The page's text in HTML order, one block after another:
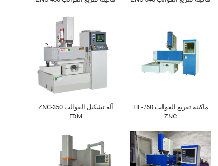
ماكينة تفريغ القوالب HL-760
ZNC
آلة تشكيل القوالب ZNC-350
EDM